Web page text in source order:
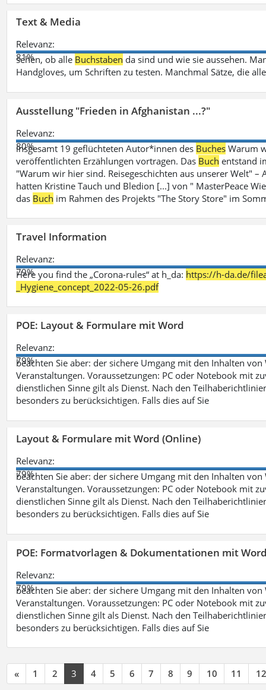
Text & Media
Relevanz:
81%
sehen, ob alle Buchstaben da sind und wie sie aussehen.
Handgloves, um Schriften zu testen. Manchmal Sätze, die
Ausstellung "Frieden in Afghanistan ...?"
Relevanz:
80%
insgesamt 19 geflüchteten Autor*innen des Buches Warum
veröffentlichten Erzählungen vortragen. Das Buch entstand
"Warum wir hier sind. Reisegeschichten aus unserer Welt"
hatten Kristine Tauch und Bledion [...] von " MasterPeace
das Buch im Rahmen des Projekts "The Story Store" im
Travel Information
Relevanz:
79%
Here you find the „Corona-rules“ at h_da: https://h-da.de/
_Hygiene_concept_2022-05-26.pdf
POE: Layout & Formulare mit Word
Relevanz:
79%
beachten Sie aber: der sichere Umgang mit den Inhalten
Veranstaltungen. Voraussetzungen: PC oder Notebook mit
dienstlichen Sinne gilt als Dienst. Nach den
besonders zu berücksichtigen. Falls dies auf Sie
Layout & Formulare mit Word (Online)
Relevanz:
79%
beachten Sie aber: der sichere Umgang mit den Inhalten
Veranstaltungen. Voraussetzungen: PC oder Notebook mit
dienstlichen Sinne gilt als Dienst. Nach den
besonders zu berücksichtigen. Falls dies auf Sie
POE: Formatvorlagen & Dokumentationen mit
Relevanz:
79%
beachten Sie aber: der sichere Umgang mit den Inhalten
Veranstaltungen. Voraussetzungen: PC oder Notebook mit
dienstlichen Sinne gilt als Dienst. Nach den
besonders zu berücksichtigen. Falls dies auf Sie
« 1 2 3 4 5 6 7 8 9 10 11 12